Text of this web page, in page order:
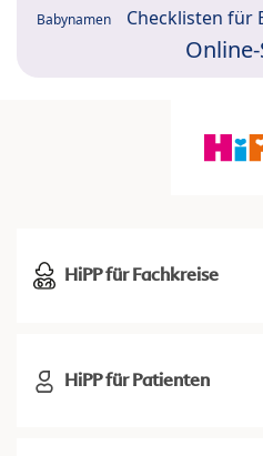
Babynamen Checklisten für
HiPP für Fachkreise
HiPP für Patienten